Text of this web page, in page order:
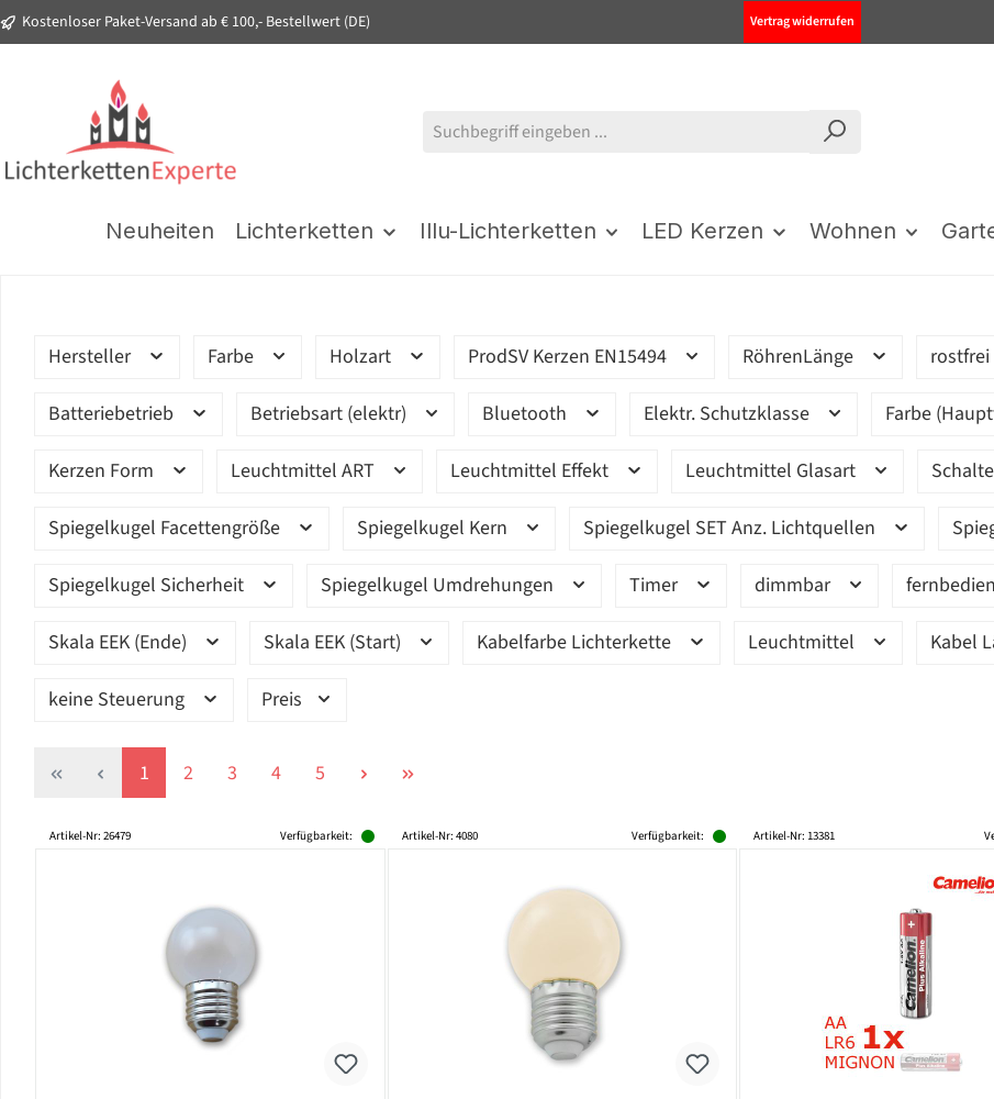
Zur Hauptnavigation springen
Kostenloser Paket-Versand ab € 100,- Bestellwert (DE) Vertrag widerrufen
Neuheiten Lichterketten Illu-Lichterketten LED Kerzen Wohnen
Hersteller Farbe Holzart ProdSV Kerzen EN15494 RöhrenLänge rostfrei
Batteriebetrieb Betriebsart (elektr) Bluetooth Elektr. Schutzklasse Farbe
Kerzen Form Leuchtmittel ART Leuchtmittel Effekt Leuchtmittel Glasart
Spiegelkugel Facettengröße Spiegelkugel Kern Spiegelkugel SET Anz. Lichtquellen
Spiegelkugel Sicherheit Spiegelkugel Umdrehungen Timer dimmbar
Skala EEK (Ende) Skala EEK (Start) Kabelfarbe Lichterkette Leuchtmittel Kabel
keine Steuerung Preis
Seite
1 Seite
2 Seite
3 Seite
4 Seite
5
Artikel-Nr: 26479 Verfügbarkeit: Artikel-Nr: 4080 Verfügbarkeit: Artikel-Nr: 13381